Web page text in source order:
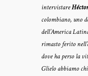
intervistare
colombiano, uno
dell’America
rimasto ferito
dove ha perso la
Glielo abbiamo